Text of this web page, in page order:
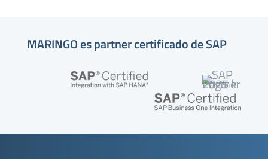
MARINGO es partner certificado de SAP